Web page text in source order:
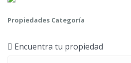
Propiedades Categoría
Encuentra tu propiedad